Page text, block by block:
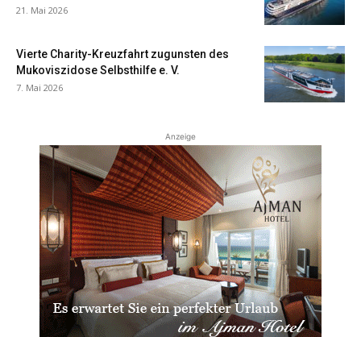
21. Mai 2026
Vierte Charity-Kreuzfahrt zugunsten des
Mukoviszidose Selbsthilfe e. V.
7. Mai 2026
Anzeige